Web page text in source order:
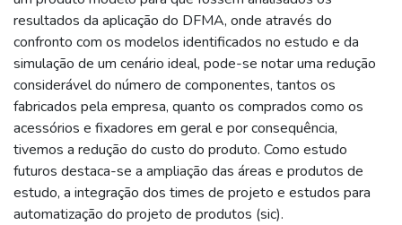
resultados da aplicação do DFMA, onde através do
confronto com os modelos identificados no estudo e da
simulação de um cenário ideal, pode-se notar uma redução
considerável do número de componentes, tantos os
fabricados pela empresa, quanto os comprados como os
acessórios e fixadores em geral e por consequência,
tivemos a redução do custo do produto. Como estudo
futuros destaca-se a ampliação das áreas e produtos de
estudo, a integração dos times de projeto e estudos para
automatização do projeto de produtos (sic).